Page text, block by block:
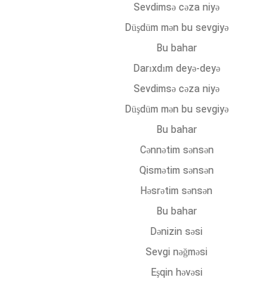
Sevdimsə cəza niyə
Düşdüm mən bu sevgiyə
Bu bahar
Darıxdım deyə-deyə
Sevdimsə cəza niyə
Düşdüm mən bu sevgiyə
Bu bahar
Cənnətim sənsən
Qismətim sənsən
Həsrətim sənsən
Bu bahar
Dənizin səsi
Sevgi nəğməsi
Eşqin həvəsi